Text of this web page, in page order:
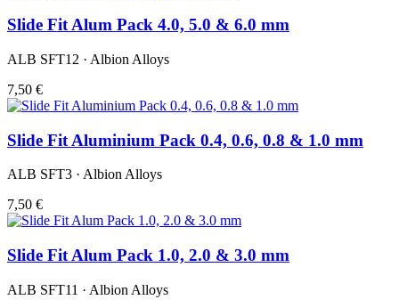
Slide Fit Alum Pack 4.0, 5.0 & 6.0 mm
ALB SFT12 · Albion Alloys
7,50 €
Slide Fit Aluminium Pack 0.4, 0.6, 0.8 & 1.0 mm
ALB SFT3 · Albion Alloys
7,50 €
Slide Fit Alum Pack 1.0, 2.0 & 3.0 mm
ALB SFT11 · Albion Alloys